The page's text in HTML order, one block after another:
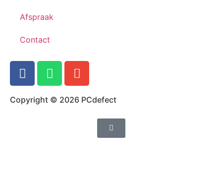
Afspraak
Contact
Copyright © 2026 PCdefect